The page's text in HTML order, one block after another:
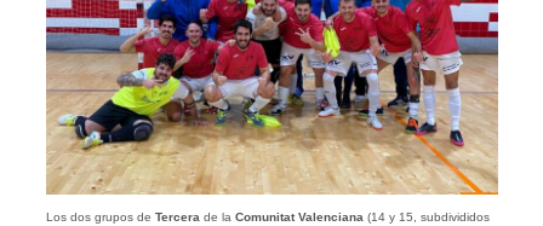
Los dos grupos de Tercera de la Comunitat Valenciana (14 y 15, subdivididos